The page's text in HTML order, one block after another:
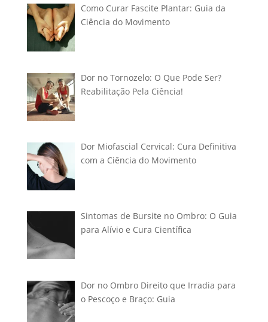
Como Curar Fascite Plantar: Guia da
Ciência do Movimento
Dor no Tornozelo: O Que Pode Ser?
Reabilitação Pela Ciência!
Dor Miofascial Cervical: Cura Definitiva
com a Ciência do Movimento
Sintomas de Bursite no Ombro: O Guia
para Alívio e Cura Científica
Dor no Ombro Direito que Irradia para
o Pescoço e Braço: Guia